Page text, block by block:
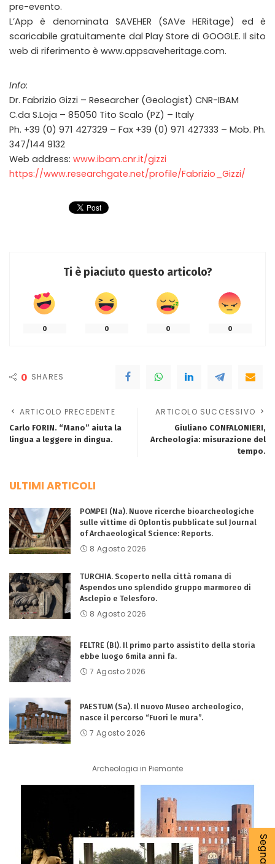
pre-evento.
L’App è denominata SAVEHER (SAVe HERitage) ed è
scaricabile gratuitamente dal Play Store di GOOGLE. Il sito
web di riferimento è www.appsaveheritage.com.
Info:
Dr. Fabrizio Gizzi – Researcher (Geologist) CNR-IBAM
C.da S.Loja – 85050 Tito Scalo (PZ) – Italy
Ph. +39 (0) 971 427329 – Fax +39 (0) 971 427333 – Mob. Ph.
347/144 9132
Web address: www.ibam.cnr.it/gizzi
https://www.researchgate.net/profile/Fabrizio_Gizzi/
Ti è piaciuto questo articolo?
0 0 0 0
0 SHARES
ARTICOLO PRECEDENTE
Carlo FORIN. “Mano” aiuta la
lingua a leggere in dingua.
ARTICOLO SUCCESSIVO
Giuliano CONFALONIERI,
Archeologia: misurazione del
tempo.
ULTIMI ARTICOLI
POMPEI (Na). Nuove ricerche bioarcheologiche
sulle vittime di Oplontis pubblicate sul Journal
of Archaeological Science: Reports.
8 Agosto 2026
TURCHIA. Scoperto nella città romana di
Aspendos uno splendido gruppo marmoreo di
Asclepio e Telesforo.
8 Agosto 2026
FELTRE (Bl). Il primo parto assistito della storia
ebbe luogo 6mila anni fa.
7 Agosto 2026
PAESTUM (Sa). Il nuovo Museo archeologico,
nasce il percorso “Fuori le mura”.
7 Agosto 2026
Archeologia in Piemonte